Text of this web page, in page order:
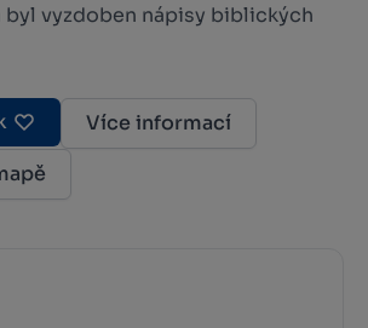
vyzdoben nápisy biblických
Více informací